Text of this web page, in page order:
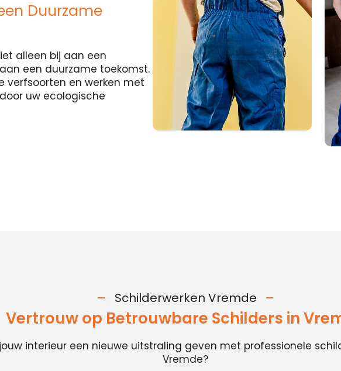
Duurzame
alleen bij aan een
een duurzame toekomst.
verfsoorten en werken met
uw ecologische
Schilderwerken Vremde
Vertrouw op Betrouwbare Schilders in
interieur een nieuwe uitstraling geven met professionele
Vremde?